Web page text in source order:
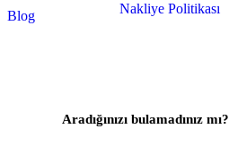
Blog
Nakliye Politikası
Aradığınızı bulamadınız mı?